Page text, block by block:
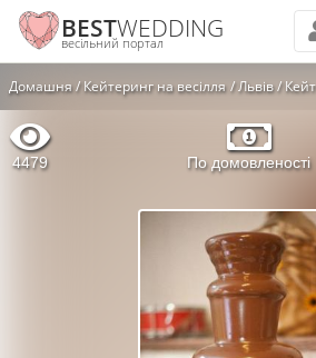
BESTWEDDING
весільний портал
Домашня Кейтеринг на весілля Львів
4479 По домовленості